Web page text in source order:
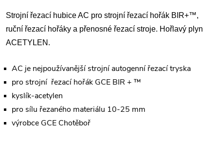
Strojní řezací hubice AC pro strojní řezací hořák BIR+™,
ruční řezací hořáky a přenosné řezací stroje. Hořlavý plyn
ACETYLEN.
AC je nejpoužívanější strojní autogenní řezací tryska
pro strojní řezací hořák GCE BIR + ™
kyslík-acetylen
pro sílu řezaného materiálu 10-25 mm
výrobce GCE Chotěboř